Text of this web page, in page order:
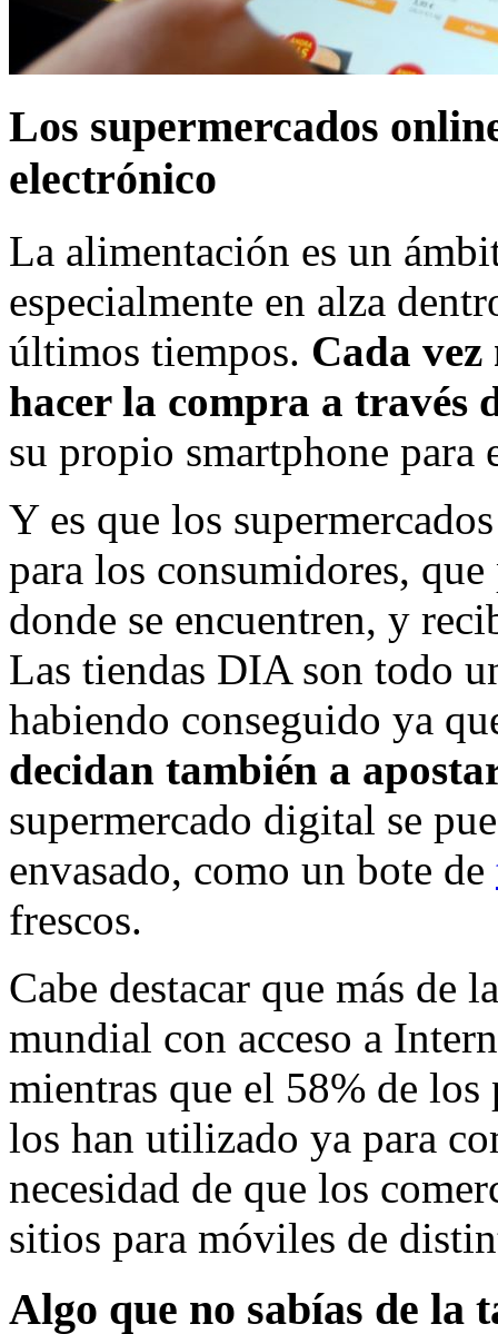
Los supermercados
electrónico
La alimentación es un
especialmente en alza
últimos tiempos. Cada vez
hacer la compra a través
su propio smartphone para
Y es que los
para los consumidores,
donde se encuentren, y
Las tiendas DIA son todo
habiendo conseguido ya
decidan también a
supermercado digital se
envasado, como un bote de
frescos.
Cabe destacar que más de
mundial con acceso a
mientras que el 58% de
los han utilizado ya para
necesidad de que los
sitios para móviles de
Algo que no sabías de la